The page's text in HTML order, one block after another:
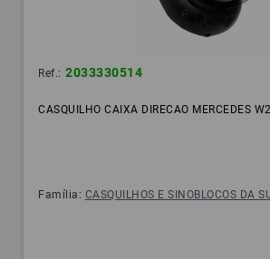
Ref.: 2033330514
CASQUILHO CAIXA DIRECAO MERCEDES
Família: CASQUILHOS E SINOBLOCOS DA